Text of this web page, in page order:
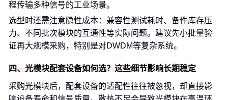
程传输多种信号的工业场景。
选型时还需注意隐性成本：兼容性测试耗时、备件库存压
力、不同批次模块的互通性等实际问题。建议先小批量验
证再大规模采购，特别是对DWDM等复杂系统。
四、光模块配套设备如何选？这些细节影响长期稳定
采购光模块后，配套设备的适配性往往被忽视，却直接影